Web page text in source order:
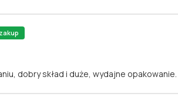
dobry skład i duże, wydajne opakowanie.